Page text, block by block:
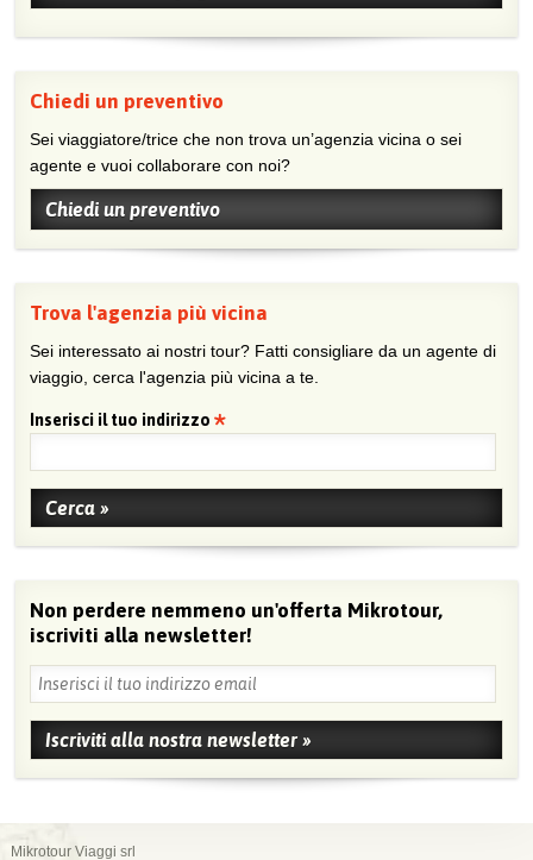
Chiedi un preventivo
Sei viaggiatore/trice che non trova un’agenzia vicina o sei
agente e vuoi collaborare con noi?
Chiedi un preventivo
Trova l'agenzia più vicina
Sei interessato ai nostri tour? Fatti consigliare da un agente di
viaggio, cerca l'agenzia più vicina a te.
Inserisci il tuo indirizzo
Non perdere nemmeno un'offerta Mikrotour,
iscriviti alla newsletter!
Mikrotour Viaggi srl